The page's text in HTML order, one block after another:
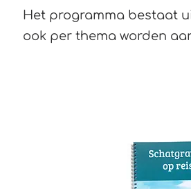
Het programma bestaat
ook per thema worden